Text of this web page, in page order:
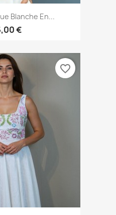
Blanche En...
€
favorite_border